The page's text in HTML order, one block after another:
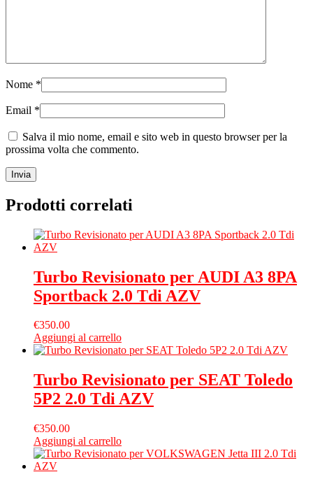
Nome *
Email *
Salva il mio nome, email e sito web in questo browser per la
prossima volta che commento.
Prodotti correlati
Turbo Revisionato per AUDI A3 8PA
Sportback 2.0 Tdi AZV
€350.00
Aggiungi al carrello
Turbo Revisionato per SEAT Toledo
5P2 2.0 Tdi AZV
€350.00
Aggiungi al carrello